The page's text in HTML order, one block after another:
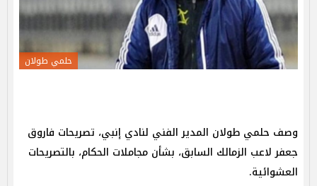
حلمي طولان
وصف حلمي طولان المدير الفني لنادي إنبي، تصريحات فاروق
جعفر لاعب الزمالك السابق، بشأن مجاملات الحكام، بالتصريحات
العشوائية.